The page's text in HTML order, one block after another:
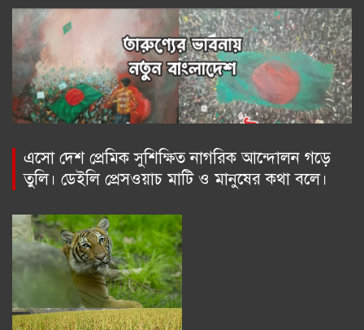
এসো দেশ প্রেমিক সুশিক্ষিত নাগরিক আন্দোলন গড়ে
তুলি। ডেইলি প্রেসওয়াচ মাটি ও মানুষের কথা বলে।